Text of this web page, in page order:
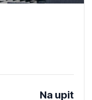
Na upit